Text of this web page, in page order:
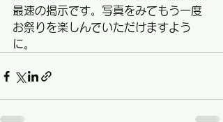
最速の掲示です。写真をみてもう一度
お祭りを楽しんでいただけますよう
に。